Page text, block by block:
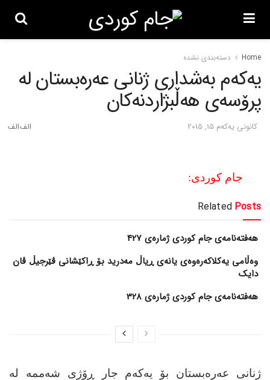
Home دسته‌بندی نشده
یه‌که‌م به‌شداری ژنانی عه‌ره‌بستان له‌
پرۆسه‌ی هه‌ڵبژاردنه‌کان
كانونی یه‌كه‌م 15, 2015
جام کوردی:
Related Posts
هەفتەنامەی جام کوردی ژمارەی 427
وەڵامی یەکلاکەرەوەی یانەی ڕیاڵ مەدرید بۆ ڕاکێشانی ڤێرجیڵ ڤان
دایک
هەفتەنامەی جام کوردی ژمارەی 328
ژنانی عه‌ره‌بستان بۆ یه‌که‌م جار ڕۆژی شه‌ممه‌ له‌